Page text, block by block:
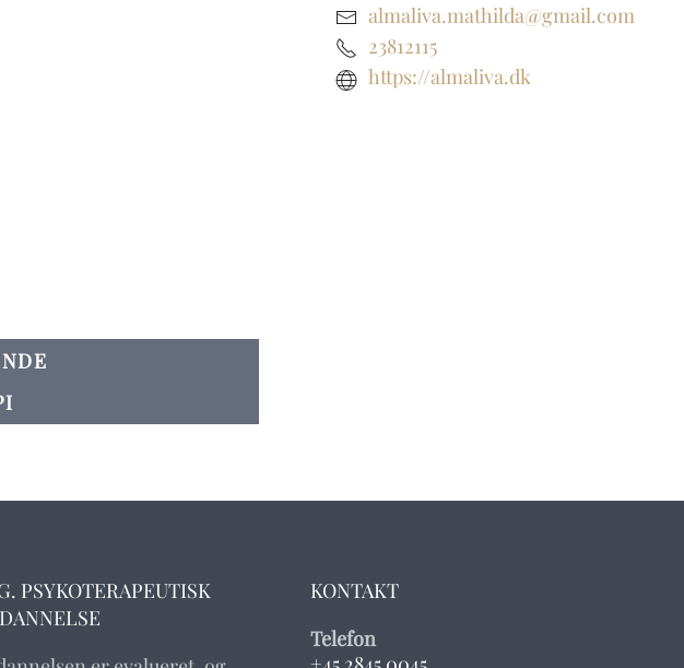
almaliva.mathilda@gmail.com
23812115
https://almaliva.dk
PSYKOTERAPEUTISK
KONTAKT
Telefon